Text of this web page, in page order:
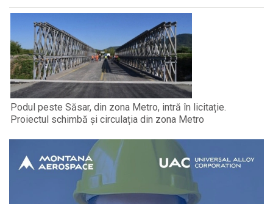
Podul peste Săsar, din zona Metro, intră în licitație.
Proiectul schimbă și circulația din zona Metro